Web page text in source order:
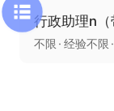
行政助理n（
不限 经验不限